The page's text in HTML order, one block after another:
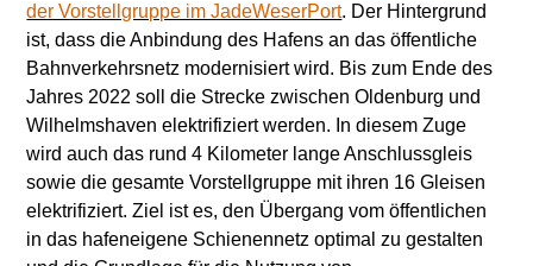
der Vorstellgruppe im JadeWeserPort. Der Hintergrund
ist, dass die Anbindung des Hafens an das öffentliche
Bahnverkehrsnetz modernisiert wird. Bis zum Ende des
Jahres 2022 soll die Strecke zwischen Oldenburg und
Wilhelmshaven elektrifiziert werden. In diesem Zuge
wird auch das rund 4 Kilometer lange Anschlussgleis
sowie die gesamte Vorstellgruppe mit ihren 16 Gleisen
elektrifiziert. Ziel ist es, den Übergang vom öffentlichen
in das hafeneigene Schienennetz optimal zu gestalten